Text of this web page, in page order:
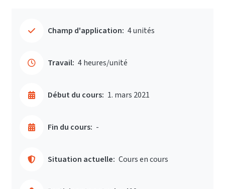
Champ d'application: 4 unités
Travail: 4 heures/unité
Début du cours: 1. mars 2021
Fin du cours: -
Situation actuelle: Cours en cours